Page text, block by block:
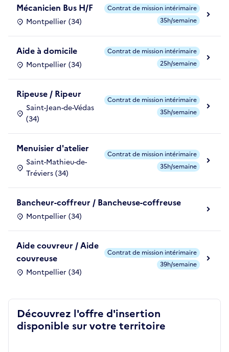
Mécanicien Bus H/F
Montpellier (34)
Contrat de mission intérimaire
35h/semaine
Aide à domicile
Montpellier (34)
Contrat de mission intérimaire
25h/semaine
Ripeuse / Ripeur
Saint-Jean-de-Védas
(34)
Contrat de mission intérimaire
35h/semaine
Menuisier d'atelier
Saint-Mathieu-de-
Tréviers (34)
Contrat de mission intérimaire
35h/semaine
Bancheur-coffreur / Bancheuse-coffreuse
Montpellier (34)
Aide couvreur / Aide
couvreuse
Montpellier (34)
Contrat de mission intérimaire
39h/semaine
Découvrez l'offre d'insertion
disponible sur votre territoire